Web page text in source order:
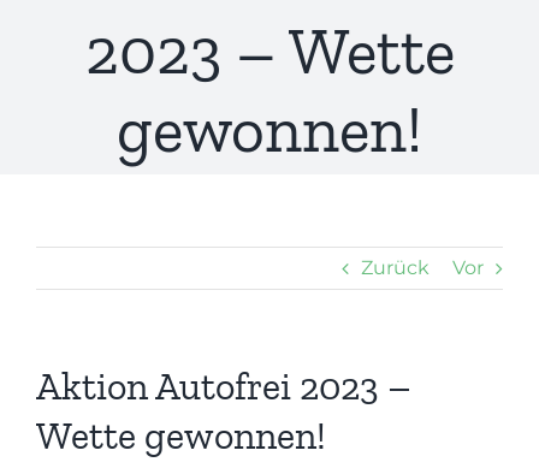
2023 – Wette
gewonnen!
Zurück Vor
Aktion Autofrei 2023 –
Wette gewonnen!